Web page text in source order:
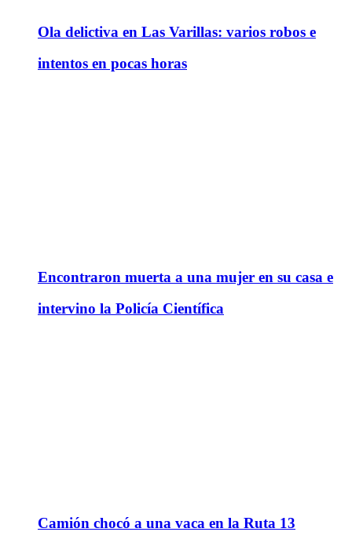
Ola delictiva en Las Varillas: varios robos e
intentos en pocas horas
Encontraron muerta a una mujer en su casa e
intervino la Policía Científica
Camión chocó a una vaca en la Ruta 13